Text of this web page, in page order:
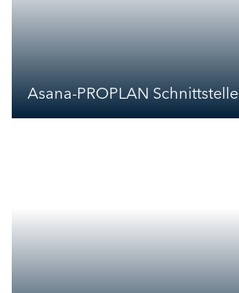
Asana-PROPLAN Schnittstelle